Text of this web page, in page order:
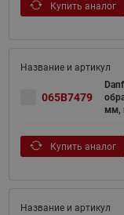
Купить аналог
065B7479
мм,
Купить аналог